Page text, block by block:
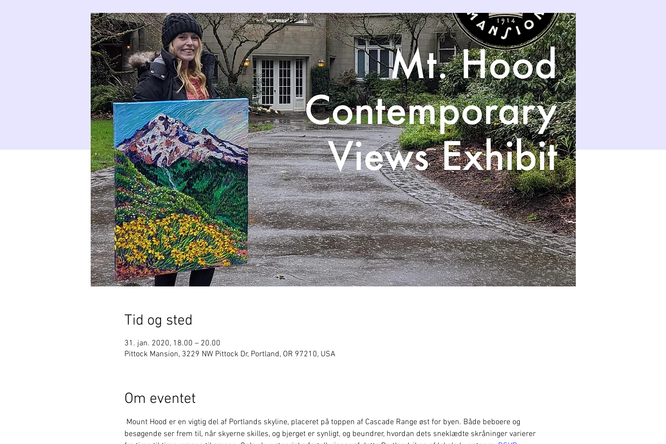
Tid og sted
31. jan. 2020, 18.00 – 20.00
Pittock Mansion, 3229 NW Pittock Dr, Portland, OR 97210, USA
Om eventet
Mount Hood er en vigtig del af Portlands skyline, placeret på toppen af Cascade Range øst for byen. Både beboere og
besøgende ser frem til, når skyerne skilles, og bjerget er synligt, og beundrer, hvordan dets sneklædte skråninger varierer